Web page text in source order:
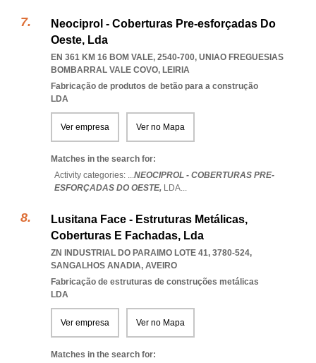
Neociprol - Coberturas Pre-esforçadas Do
Oeste, Lda
EN 361 KM 16 BOM VALE, 2540-700, UNIAO FREGUESIAS
BOMBARRAL VALE COVO, LEIRIA
Fabricação de produtos de betão para a construção
LDA
Ver empresa Ver no Mapa
Matches in the search for:
Activity categories: ...NEOCIPROL - COBERTURAS PRE-
ESFORÇADAS DO OESTE, LDA...
Lusitana Face - Estruturas Metálicas,
Coberturas E Fachadas, Lda
ZN INDUSTRIAL DO PARAIMO LOTE 41, 3780-524,
SANGALHOS ANADIA, AVEIRO
Fabricação de estruturas de construções metálicas
LDA
Ver empresa Ver no Mapa
Matches in the search for: